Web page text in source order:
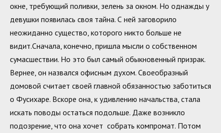
окне, требующий поливки, зелень за окном. Но однажды у
девушки появилась своя тайна. С ней заговорило
неожиданно существо, которого никто больше не
видит.Сначала, конечно, пришла мысли о собственном
сумасшествии. Но это был самый обыкновенный призрак.
Вернее, он назвался офисным духом. Своеобразный
домовой считает своей главной обязанностью заботиться
о Фусихаре. Вскоре она, к удивлению начальства, стала
искать поводы остаться подольше. Даже возникло
подозрение, что она хочет собрать компромат. Потом